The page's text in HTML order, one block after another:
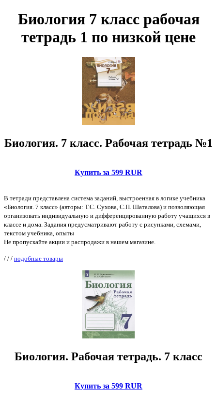
Биология 7 класс рабочая
тетрадь 1 по низкой цене
Биология. 7 класс. Рабочая тетрадь №1
Купить за 599 RUR
В тетради представлена система заданий, выстроенная в логике учебника
«Биология. 7 класс» (авторы: Т.С. Сухова, С.П. Шаталова) и позволяющая
организовать индивидуальную и дифференцированную работу учащихся в
классе и дома. Задания предусматривают работу с рисунками, схемами,
текстом учебника, опыты
Не пропускайте акции и распродажи в нашем магазине.
/ / / подобные товары
Биология. Рабочая тетрадь. 7 класс
Купить за 599 RUR